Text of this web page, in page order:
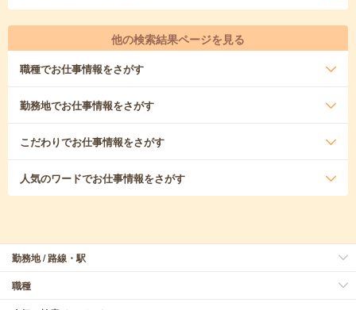
他の検索結果ページを見る
職種でお仕事情報をさがす
勤務地でお仕事情報をさがす
こだわりでお仕事情報をさがす
人気のワードでお仕事情報をさがす
勤務地 / 路線・駅
職種